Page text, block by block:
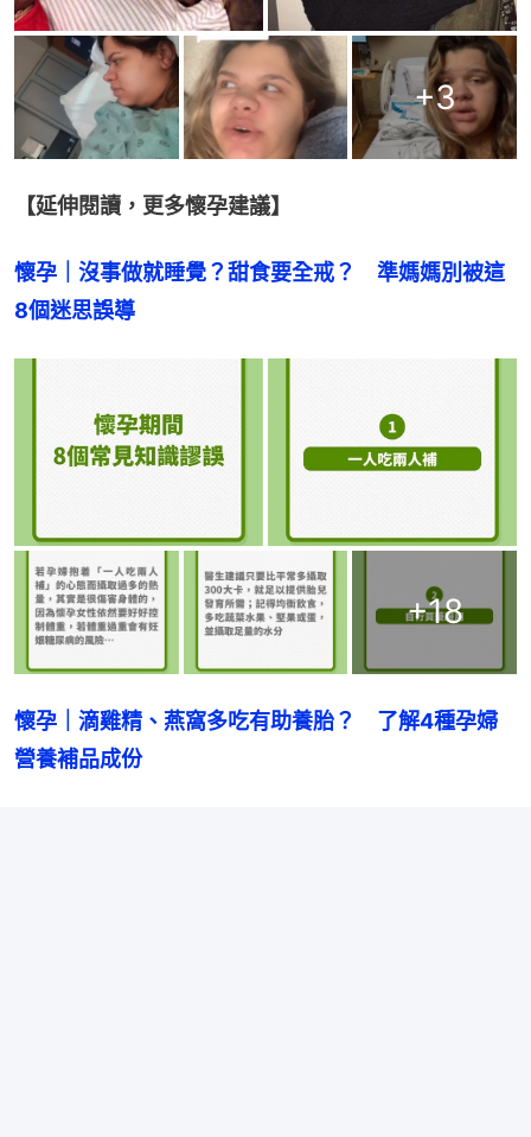
+3
【延伸閱讀，更多懷孕建議】
懷孕｜沒事做就睡覺？甜食要全戒？　準媽媽別被這
8個迷思誤導
+18
懷孕｜滴雞精、燕窩多吃有助養胎？　了解4種孕婦
營養補品成份